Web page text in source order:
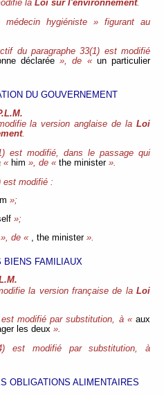
la Loi sur l'environnement.
hygiéniste » figurant au
du paragraphe 33(1) est modifié
déclarée», de « un particulier
DU GOUVERNEMENT
la version anglaise de la Loi
.
est modifié, dans le passage qui
« him », de « the minister».
est modifié :
»;
»;
», de « , the minister».
BIENS FAMILIAUX
la version française de la Loi
est modifié par substitution, à « aux
les deux».
est modifié par
substitution, à
OBLIGATIONS ALIMENTAIRES